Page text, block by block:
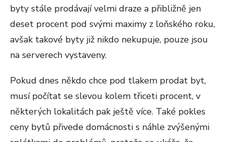
byty stále prodávají velmi draze a přibližně jen
deset procent pod svými maximy z loňského roku,
avšak takové byty již nikdo nekupuje, pouze jsou
na serverech vystaveny.
Pokud dnes někdo chce pod tlakem prodat byt,
musí počítat se slevou kolem třiceti procent, v
některých lokalitách pak ještě více. Také pokles
ceny bytů přivede domácnosti s náhle zvýšenými